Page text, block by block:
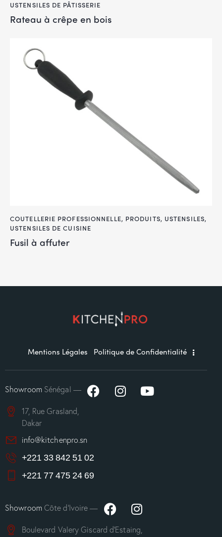
USTENSILES DE PÂTISSERIE
Rateau à crêpe en bois
COUTELLERIE PROFESSIONNELLE, PRODUITS, USTENSILES,
USTENSILES DE CUISINE
Fusil à affuter
Mentions Légales Politique de Confidentialité
ShowroomSénégal —
17, Rue Grasland,
Dakar
info@kitchenpro.sn
+221 33 842 51 02
+221 77 475 24 69
ShowroomCôte d’Ivoire —
Boulevard Valery Giscard d’Estaing,